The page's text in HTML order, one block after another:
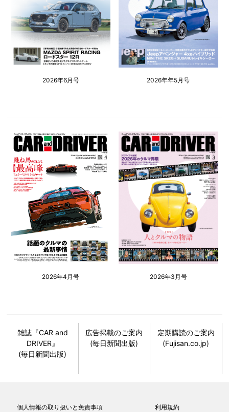
2026年6月号 2026年年5月号
2026年4月号 2026年3月号
雑誌『CAR and
DRIVER』
(毎日新聞出版)
広告掲載のご案内
(毎日新聞出版)
定期購読のご案内
(Fujisan.co.jp)
個人情報の取り扱いと免責事項 利用規約